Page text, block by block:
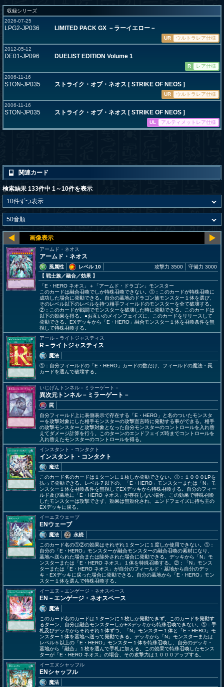
収録シリーズ
2026-07-25
LPG2-JP036 LIMITED PACK GX －ラーイエロー－
UR
ウルトラレア仕様
2012-05-12
DE01-JP096 DUELIST EDITION Volume 1
R
レア仕様
2006-11-16
STON-JP035 ストライク・オブ・ネオス [ STRIKE OF NEOS ]
UR
ウルトラレア仕様
2006-11-16
STON-JP035 ストライク・オブ・ネオス [ STRIKE OF NEOS ]
UL アルティメットレア仕様
関連カード
検索結果 133件中 1～10件を表示
アームド・ネオス
アームド・ネオス
風属性
レベル 10
【 戦士族／融合／効果 】
攻撃力 3500 守備力 3000
「E・HERO ネオス」＋「アームド・ドラゴン」モンスター
このカードは融合召喚でしか特殊召喚できない。①：このカードが特殊召喚に
成功した場合に発動できる。自分の墓地のドラゴン族モンスター１体を選び、
そのレベル以下のレベルを持つ相手フィールドのモンスターを全て破壊する。
②：このカードが戦闘でモンスターを破壊した時に発動できる。このカードは
以下の効果を得る。●お互いのメインフェイズに、このカードをリリースして
発動できる。EXデッキから「E・HERO」融合モンスター１体を召喚条件を無
視して特殊召喚する。
アール－ライトジャスティス
R－ライトジャスティス
魔法
①：自分フィールドの「E・HERO」カードの数だけ、フィールドの魔法・罠
カードを選んで破壊する。
いじげんトンネル－ミラーゲート－
異次元トンネル－ミラーゲート－
罠
自分フィールド上に表側表示で存在する「E・HERO」と名のついたモンスタ
ーを攻撃対象にした相手モンスターの攻撃宣言時に発動する事ができる。相手
の攻撃モンスターと攻撃対象となった自分モンスターのコントロールを入れ替
えてダメージ計算を行う。このターンのエンドフェイズ時までコントロールを
入れ替えたモンスターのコントロールを得る。
インスタント・コンタクト
インスタント・コンタクト
魔法
このカード名のカードは１ターンに１枚しか発動できない。①：１０００LPを
払って発動できる。レベル７以下の、「E・HERO」モンスターまたは「N」モ
ンスター１体を召喚条件を無視してEXデッキから特殊召喚する。自分のフィー
ルド及び墓地に「E・HERO ネオス」が存在しない場合、この効果で特殊召喚
したモンスターは攻撃できず、効果は無効化され、エンドフェイズに持ち主の
EXデッキに戻る。
イーエヌウェーブ
ENウェーブ
魔法
永続
このカード名の①②の効果はそれぞれ１ターンに１度しか使用できない。①：
自分の「E・HERO」モンスターが融合モンスターの融合召喚の素材になり、
墓地へ送られた場合または除外された場合に発動できる。デッキから「N」モ
ンスターまたは「E・HERO ネオス」１体を特殊召喚する。②：「N」モンス
ターまたは「E・HERO ネオス」が自分のフィールド・墓地から自分のデッ
キ・EXデッキに戻った場合に発動できる。自分の墓地から「E・HERO」モン
スター１体を選んで特殊召喚する。
イーエヌ－エンゲージ・ネオスペース
EN－エンゲージ・ネオスペース
魔法
このカード名のカードは１ターンに１枚しか発動できず、このカードを発動す
るターン、自分は融合モンスターしかEXデッキから特殊召喚できない。①：手
札及びデッキからそれぞれ１体ずつ、「N」モンスター１体と「E・HERO」モ
ンスター１体を墓地へ送って発動できる。デッキから「N」モンスターまたは
レベル５以上の「E・HERO」モンスター１体を特殊召喚し、自分のデッキ・
墓地から「融合」１枚を選んで手札に加える。この効果で特殊召喚したモンス
ターが「E・HERO ネオス」の場合、その攻撃力は１０００アップする。
イーエヌシャッフル
ENシャッフル
魔法